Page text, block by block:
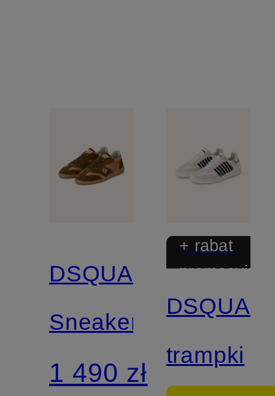
DSQUARED2
Sneakersy
1 490 zł
+ rabat
promocyjny
trampki